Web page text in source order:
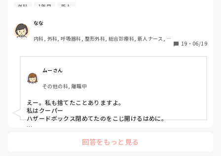
今日はじめての創処置をしました。
ゴミと一緒に、ノリで鑷子達を捨てました。。
患者に使用した物品は使い捨て、という認識が頭の中にあっ
て…。
プリセプターに
「普通鑷子捨てる！？明らかに使い捨てて良いような安物じ
ゃないよね？」
「そんなミスした新人、あなたが初めてだよ」
と言われました。。
たしかに、よくよく考えてみれば
手術室で使った物品も全部滅菌して使いまわすし、
なんで頭回らなかったんだろう😭
外科 1年目 新人
なな
内科, 外科, 呼吸器科, 整形外科, 総合診療科, 新人ナース, 脳
19 ・ 06/19
ムーさん
その他の科, 離職中
えー。私も捨てたことありますよ。
私はクーパー
ハザードボックス閉めてたのをこじ開けるはめに。
に出しちゃったり。(これは問題か💦)
回答をもっと見る